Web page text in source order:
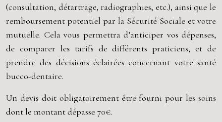
(consultation, détartrage, radiographies, etc.), ainsi que le
remboursement potentiel par la Sécurité Sociale et votre
mutuelle. Cela vous permettra d’anticiper vos dépenses,
de comparer les tarifs de différents praticiens, et de
prendre des décisions éclairées concernant votre santé
bucco-dentaire.
Un devis doit obligatoirement être fourni pour les soins
dont le montant dépasse 70€.